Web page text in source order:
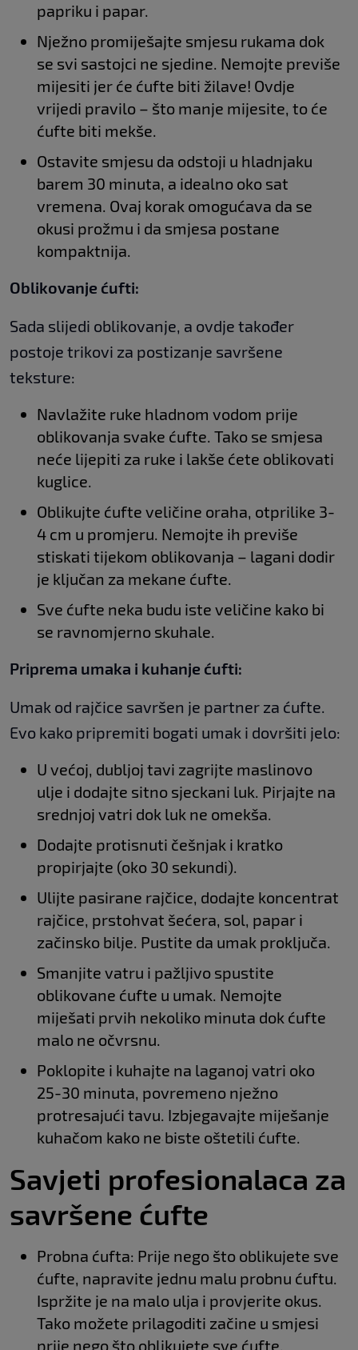
papriku i papar.
Nježno promiješajte smjesu rukama dok
se svi sastojci ne sjedine. Nemojte previše
mijesiti jer će ćufte biti žilave! Ovdje
vrijedi pravilo – što manje mijesite, to će
ćufte biti mekše.
Ostavite smjesu da odstoji u hladnjaku
barem 30 minuta, a idealno oko sat
vremena. Ovaj korak omogućava da se
okusi prožmu i da smjesa postane
kompaktnija.
Oblikovanje ćufti:
Sada slijedi oblikovanje, a ovdje također
postoje trikovi za postizanje savršene
teksture:
Navlažite ruke hladnom vodom prije
oblikovanja svake ćufte. Tako se smjesa
neće lijepiti za ruke i lakše ćete oblikovati
kuglice.
Oblikujte ćufte veličine oraha, otprilike 3-
4 cm u promjeru. Nemojte ih previše
stiskati tijekom oblikovanja – lagani dodir
je ključan za mekane ćufte.
Sve ćufte neka budu iste veličine kako bi
se ravnomjerno skuhale.
Priprema umaka i kuhanje ćufti:
Umak od rajčice savršen je partner za ćufte.
Evo kako pripremiti bogati umak i dovršiti jelo:
U većoj, dubljoj tavi zagrijte maslinovo
ulje i dodajte sitno sjeckani luk. Pirjajte na
srednjoj vatri dok luk ne omekša.
Dodajte protisnuti češnjak i kratko
propirjajte (oko 30 sekundi).
Ulijte pasirane rajčice, dodajte koncentrat
rajčice, prstohvat šećera, sol, papar i
začinsko bilje. Pustite da umak proključa.
Smanjite vatru i pažljivo spustite
oblikovane ćufte u umak. Nemojte
miješati prvih nekoliko minuta dok ćufte
malo ne očvrsnu.
Poklopite i kuhajte na laganoj vatri oko
25-30 minuta, povremeno nježno
protresajući tavu. Izbjegavajte miješanje
kuhačom kako ne biste oštetili ćufte.
Savjeti profesionalaca za
savršene ćufte
Probna ćufta: Prije nego što oblikujete sve
ćufte, napravite jednu malu probnu ćuftu.
Ispržite je na malo ulja i provjerite okus.
Tako možete prilagoditi začine u smjesi
prije nego što oblikujete sve ćufte.